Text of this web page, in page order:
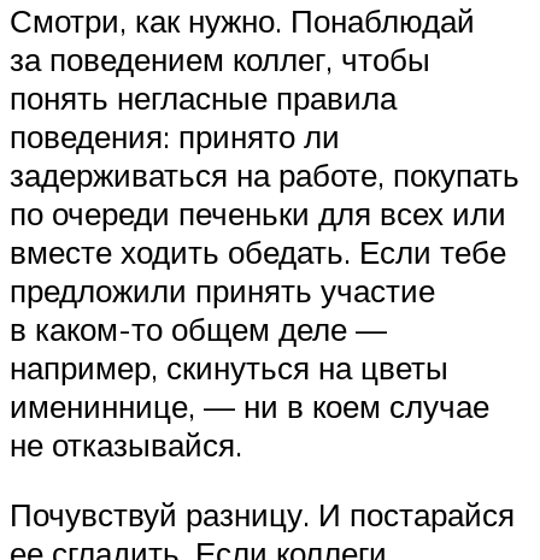
Смотри, как нужно. Понаблюдай
за поведением коллег, чтобы
понять негласные правила
поведения: принято ли
задерживаться на работе, покупать
по очереди печеньки для всех или
вместе ходить обедать. Если тебе
предложили принять участие
в каком-то общем деле —
например, скинуться на цветы
имениннице, — ни в коем случае
не отказывайся.
Почувствуй разницу. И постарайся